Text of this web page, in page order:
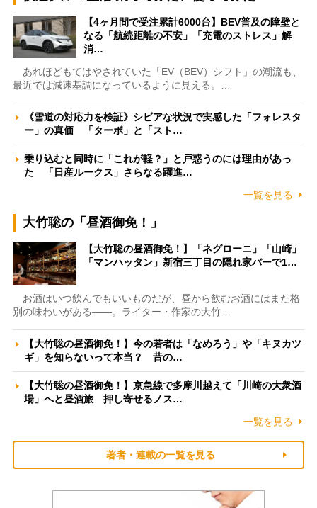
【4ヶ月間で受注累計6000台】BEV普及の障壁と
なる「航続距離の不安」「充電のストレス」解
消…
あれほどもてはやされていた「EV（BEV）シフト」の潮流も、
最近では減速基調になっているように見える。…
《雪道の対応力を検証》シビアな状況で実感した「フォレスタ
ー」の真価 「ターボ」と「スト…
乗り込むと同時に「これが軽？」と戸惑うのには理由があっ
た 「日産ルークス」さらなる躍進…
一覧を見る
大竹聡の「昼酒御免！」
【大竹聡の昼酒御免！】「ネグローニ」「山崎」
「マンハッタン」新宿三丁目の隠れ家バーで1…
お酒はいつ飲んでもいいものだが、昼から飲むお酒にはまた格
別の味わいがある――。ライター・作家の大竹…
【大竹聡の昼酒御免！】今の若者は「なめろう」や「キヌカツ
ギ」を知らないって本当？ 昔の…
【大竹聡の昼酒御免！】京急線で多摩川越えて「川崎の大衆酒
場」へと昼酒旅 押し寄せるノス…
一覧を見る
著者・連載の一覧を見る